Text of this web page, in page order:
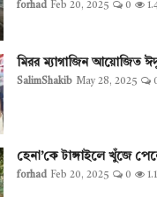
forhad Feb 20, 2025 0
মিরর ম্যাগাজিন আয়োজিত
SalimShakib May 28, 2025
হেনা’কে টাঙ্গাইলে খুঁজে
forhad Feb 20, 2025 0